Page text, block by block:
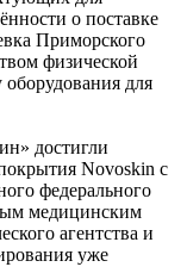
о поставке
Приморского
физической
для
достигли
Novoskin c
федерального
медицинским
агентства и
уже